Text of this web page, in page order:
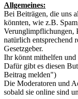
Allgemeines:
Bei Beiträgen, die uns
könnten, wie z.B.
Verunglimpflichungen,
natürlich entsprechend
Gesetzgeber.
Ihr könnt mithelfen und
Dafür gibt es diesen
Beitrag melden")
Die Moderatoren und
sobald sie online sind